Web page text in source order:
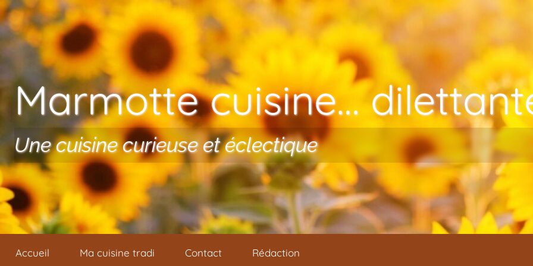
Aller au contenu
Marmotte cuisine…
Une cuisine curieuse et éclectique
Accueil Ma cuisine tradi Contact Rédaction